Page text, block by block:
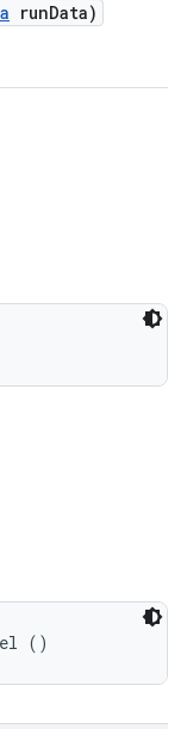
runData)
()